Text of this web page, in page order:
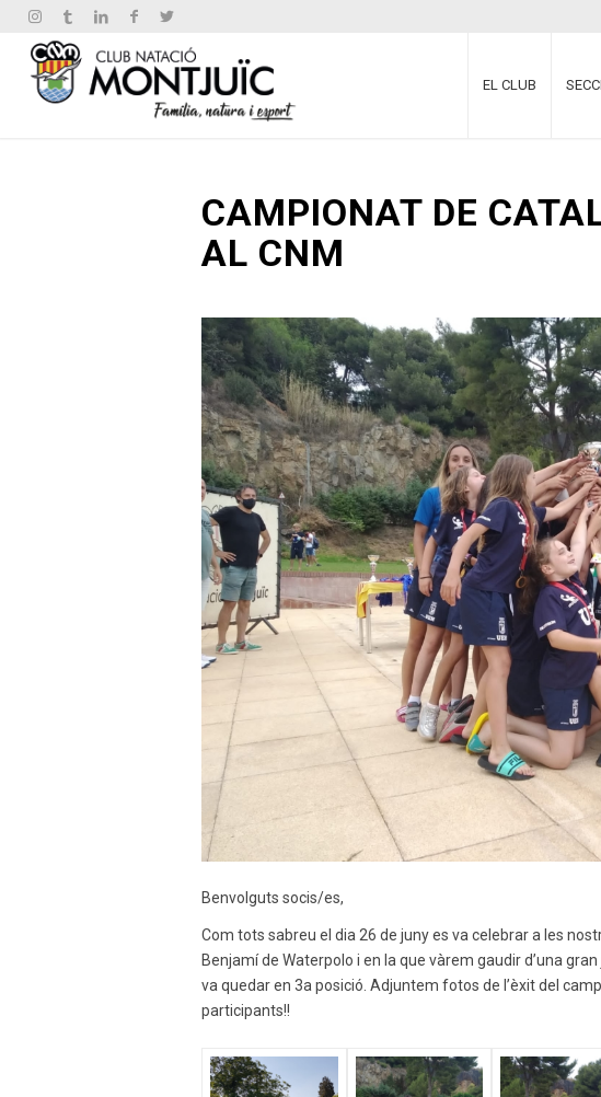
EL CLUB
CAMPIONAT DE
AL CNM
Benvolguts socis/es,
Com tots sabreu el dia 26 de juny es va celebrar a les
Benjamí de Waterpolo i en la que vàrem gaudir d’una
va quedar en 3a posició. Adjuntem fotos de l’èxit del
participants!!